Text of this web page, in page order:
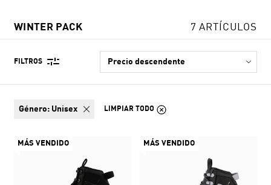
WINTER PACK 7 ARTÍCULOS
FILTROS
género: Unisex LIMPIAR TODO
MÁS VENDIDO MÁS VENDIDO